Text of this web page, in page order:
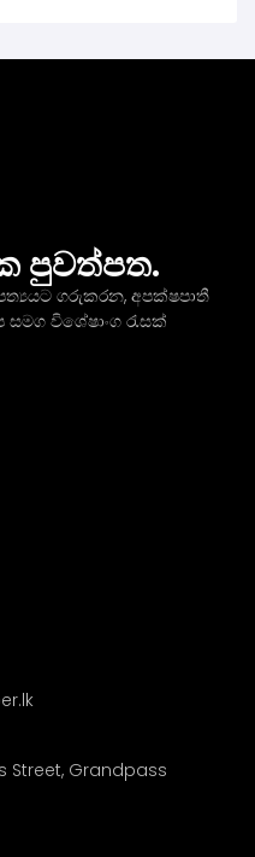
පුවත්පත.
ගරුකරන, අපක්ෂපාතී
විශේෂාංග රැසක්
Street, Grandpass